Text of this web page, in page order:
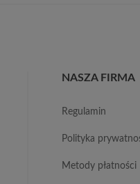
NASZA FIRMA
regulamin
polityka
metody płatności